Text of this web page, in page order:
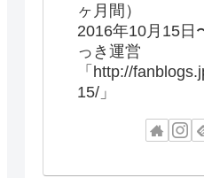
ヶ月間）
2016年10月15日
っき運営
「http://
15/」